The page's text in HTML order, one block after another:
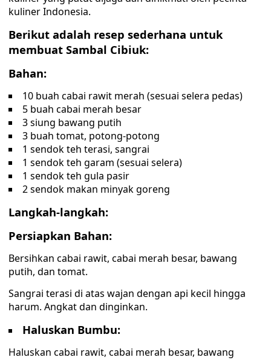
kuliner Indonesia.
Berikut adalah resep sederhana untuk
membuat Sambal Cibiuk:
Bahan:
10 buah cabai rawit merah (sesuai selera pedas)
5 buah cabai merah besar
3 siung bawang putih
3 buah tomat, potong-potong
1 sendok teh terasi, sangrai
1 sendok teh garam (sesuai selera)
1 sendok teh gula pasir
2 sendok makan minyak goreng
Langkah-langkah:
Persiapkan Bahan:
Bersihkan cabai rawit, cabai merah besar, bawang
putih, dan tomat.
Sangrai terasi di atas wajan dengan api kecil hingga
harum. Angkat dan dinginkan.
Haluskan Bumbu:
Haluskan cabai rawit, cabai merah besar, bawang